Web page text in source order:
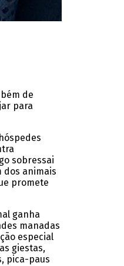
de
para
sobressai
dos animais
promete
ganha
manadas
especial
giestas,
pica-paus